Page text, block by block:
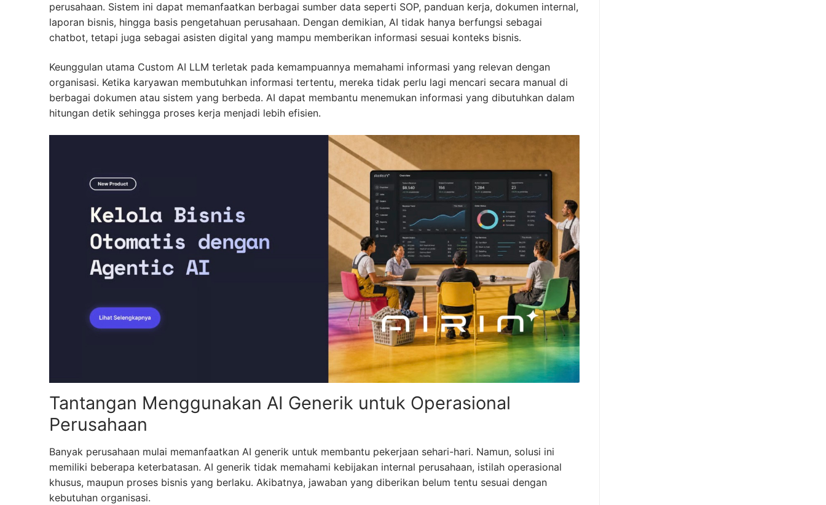
perusahaan. Sistem ini dapat memanfaatkan berbagai sumber data seperti SOP, panduan kerja, dokumen internal,
laporan bisnis, hingga basis pengetahuan perusahaan. Dengan demikian, AI tidak hanya berfungsi sebagai
chatbot, tetapi juga sebagai asisten digital yang mampu memberikan informasi sesuai konteks bisnis.
Keunggulan utama Custom AI LLM terletak pada kemampuannya memahami informasi yang relevan dengan
organisasi. Ketika karyawan membutuhkan informasi tertentu, mereka tidak perlu lagi mencari secara manual di
berbagai dokumen atau sistem yang berbeda. AI dapat membantu menemukan informasi yang dibutuhkan dalam
hitungan detik sehingga proses kerja menjadi lebih efisien.
Tantangan Menggunakan AI Generik untuk Operasional
Perusahaan
Banyak perusahaan mulai memanfaatkan AI generik untuk membantu pekerjaan sehari-hari. Namun, solusi ini
memiliki beberapa keterbatasan. AI generik tidak memahami kebijakan internal perusahaan, istilah operasional
khusus, maupun proses bisnis yang berlaku. Akibatnya, jawaban yang diberikan belum tentu sesuai dengan
kebutuhan organisasi.